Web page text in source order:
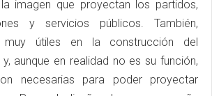
imagen que proyectan los partidos,
y servicios públicos. También,
muy útiles en la construcción del
aunque en realidad no es su función,
necesarias para poder proyectar